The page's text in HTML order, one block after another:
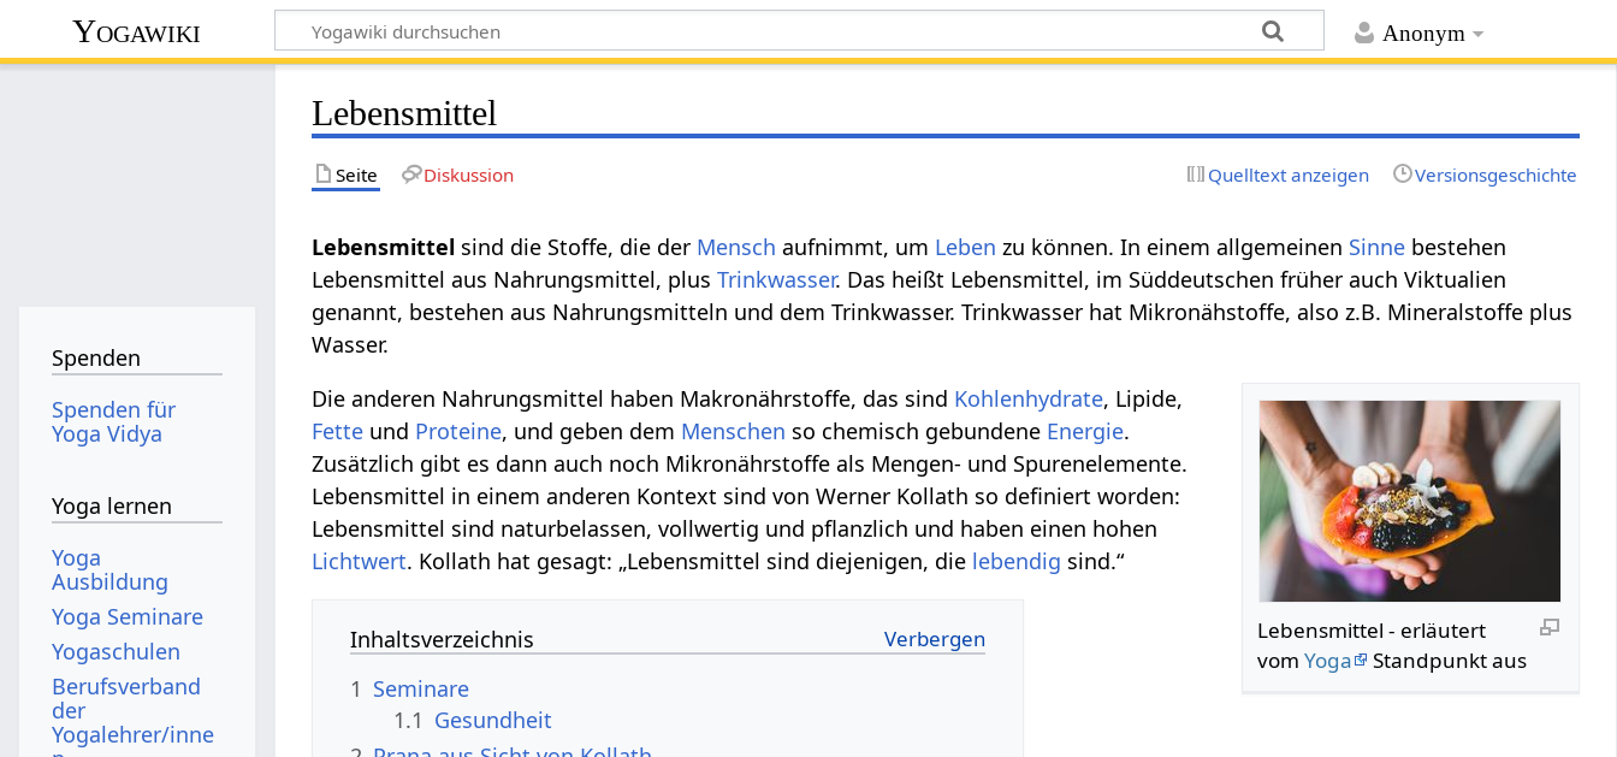
Anonym
Yogawiki
Lebensmittel
Seite Diskussion Quelltext anzeigen Versionsgeschichte
Lebensmittel sind die Stoffe, die der Mensch aufnimmt, um Leben zu können. In einem allgemeinen Sinne bestehen
Lebensmittel aus Nahrungsmittel, plusTrinkwasser. Das heißt Lebensmittel, im Süddeutschen früher auch Viktualien
genannt, bestehen aus Nahrungsmitteln und dem Trinkwasser. Trinkwasser hat Mikronähstoffe, also z.B. Mineralstoffe plus
Wasser.
Lebensmittel - erläutert
vomYoga Standpunkt aus
Die anderen Nahrungsmittel haben Makronährstoffe, das sind Kohlenhydrate, Lipide,
Fette und Proteine, und geben dem Menschen so chemisch gebundene Energie.
Zusätzlich gibt es dann auch noch Mikronährstoffe als Mengen- und Spurenelemente.
Lebensmittel in einem anderen Kontext sind von Werner Kollath so definiert worden:
Lebensmittel sind naturbelassen, vollwertig und pflanzlich und haben einen hohen
Lichtwert. Kollath hat gesagt: „Lebensmittel sind diejenigen, die lebendig sind.“
Inhaltsverzeichnis
1 Seminare
1.1 Gesundheit
Spenden
Spenden für
Yoga Vidya
Yoga lernen
Yoga
Ausbildung
Yoga Seminare
Yogaschulen
Berufsverband
der
Yogalehrer/inne